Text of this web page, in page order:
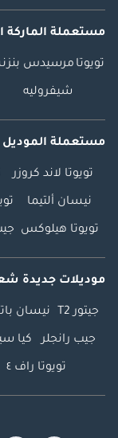
مستعملة الماركة
تويوتا مرسيدس بنز
شيفروليه
مستعملة
تويوتا لاند كروزر
نيسان ألتيما
تويوتا هيلوكس
موديلات جديدة
جيتور T2 نيسان
جيب رانجلر كيا
تويوتا راف ٤